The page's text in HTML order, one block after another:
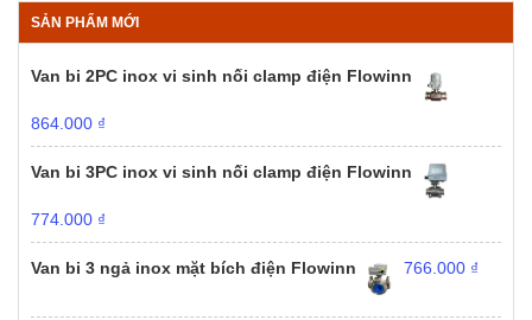
SẢN PHẨM MỚI
Van bi 2PC inox vi sinh nối clamp điện Flowinn
864.000 ₫
Van bi 3PC inox vi sinh nối clamp điện Flowinn
774.000 ₫
Van bi 3 ngả inox mặt bích điện Flowinn 766.000 ₫